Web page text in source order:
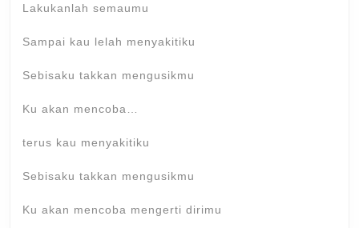
Lakukanlah semaumu
Sampai kau lelah mеnyakitiku
Sebisaku takkan mengusikmu
Ku akan mencoba…
terus kau menyakitiku
Sebisaku takkan mengusikmu
Ku akan mencoba mengerti dirimu